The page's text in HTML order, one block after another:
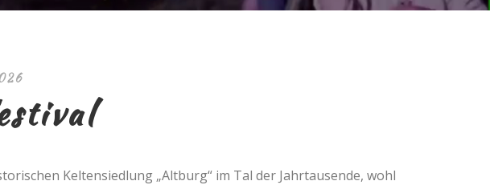
Keltensiedlung „Altburg“ im Tal der Jahrtausende, wohl